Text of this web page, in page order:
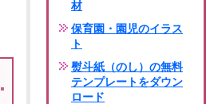
材
保育園・園児のイラス
ト
熨斗紙（のし）の無料
テンプレートをダウン
ロード